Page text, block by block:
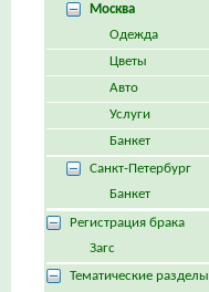
Москва
Одежда
Цветы
Авто
Услуги
Банкет
Санкт-Петербург
Банкет
Регистрация брака
Загс
Тематические разделы